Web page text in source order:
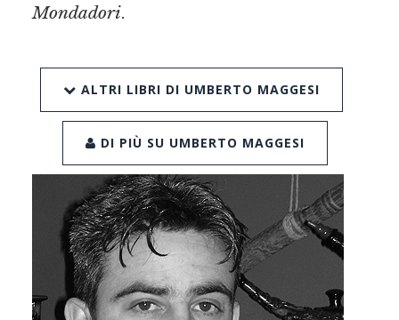
Mondadori.
ALTRI LIBRI DI UMBERTO MAGGESI
DI PIÙ SU UMBERTO MAGGESI